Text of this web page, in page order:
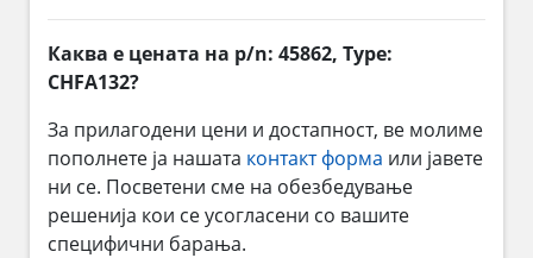
Каква е цената на p/n: 45862, Type:
CHFA132?
За прилагодени цени и достапност, ве молиме
пополнете ја нашата контакт форма или јавете
ни се. Посветени сме на обезбедување
решенија кои се усогласени со вашите
специфични барања.